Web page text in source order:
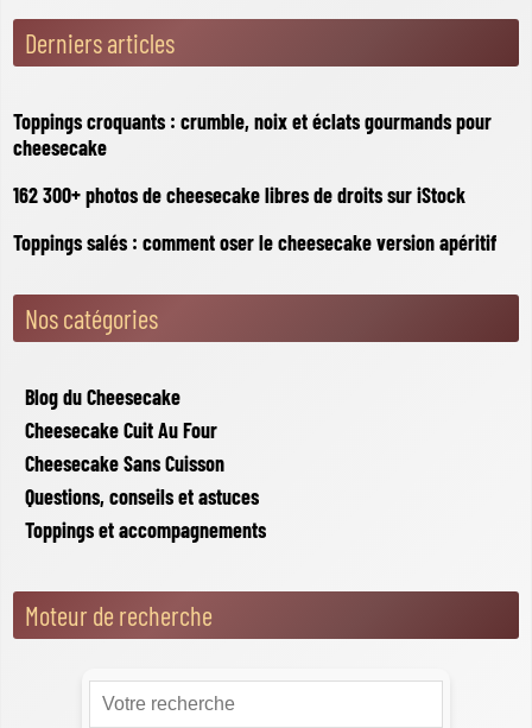
Derniers articles
Toppings croquants : crumble, noix et éclats gourmands pour
cheesecake
162 300+ photos de cheesecake libres de droits sur iStock
Toppings salés : comment oser le cheesecake version apéritif
Nos catégories
Blog du Cheesecake
Cheesecake Cuit Au Four
Cheesecake Sans Cuisson
Questions, conseils et astuces
Toppings et accompagnements
Moteur de recherche